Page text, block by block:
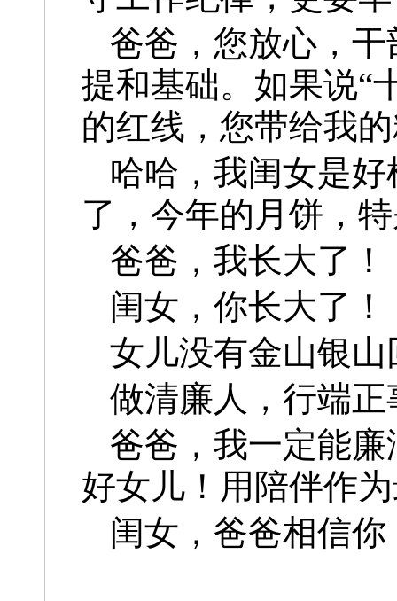
爸爸，您放心，
提和基础。如果说“
的红线，您带给我
哈哈，我闺女是
了，今年的月饼，
爸爸，我长大了！
闺女，你长大了！
女儿没有金山银山
做清廉人，行端
爸爸，我一定能
好女儿！用陪伴作
闺女，爸爸相信